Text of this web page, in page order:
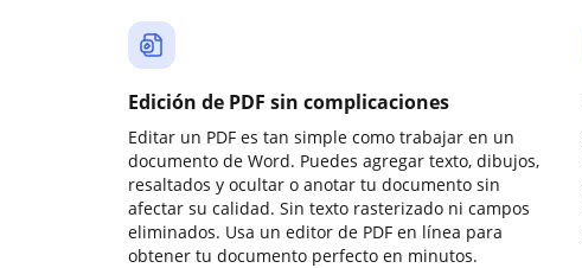
Edición de PDF sin complicaciones
Editar un PDF es tan simple como trabajar en un
documento de Word. Puedes agregar texto, dibujos,
resaltados y ocultar o anotar tu documento sin
afectar su calidad. Sin texto rasterizado ni campos
eliminados. Usa un editor de PDF en línea para
obtener tu documento perfecto en minutos.